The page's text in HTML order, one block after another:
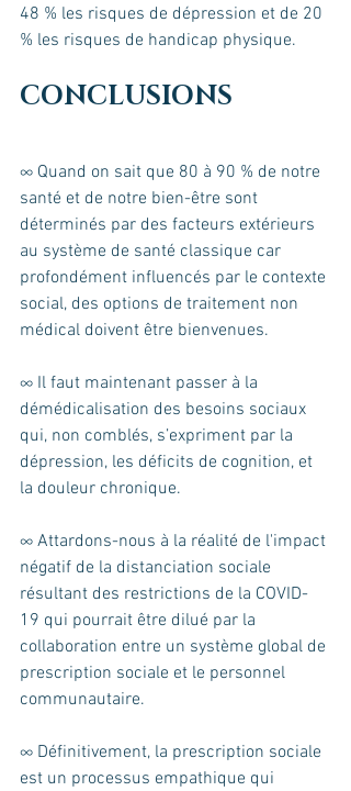
48 % les risques de dépression et de 20
% les risques de handicap physique.
CONCLUSIONS
∞ Quand on sait que 80 à 90 % de notre
santé et de notre bien-être sont
déterminés par des facteurs extérieurs
au système de santé classique car
profondément influencés par le contexte
social, des options de traitement non
médical doivent être bienvenues.
∞ Il faut maintenant passer à la
démédicalisation des besoins sociaux
qui, non comblés, s’expriment par la
dépression, les déficits de cognition, et
la douleur chronique.
∞ Attardons-nous à la réalité de l'impact
négatif de la distanciation sociale
résultant des restrictions de la COVID-
19 qui pourrait être dilué par la
collaboration entre un système global de
prescription sociale et le personnel
communautaire.
∞ Définitivement, la prescription sociale
est un processus empathique qui